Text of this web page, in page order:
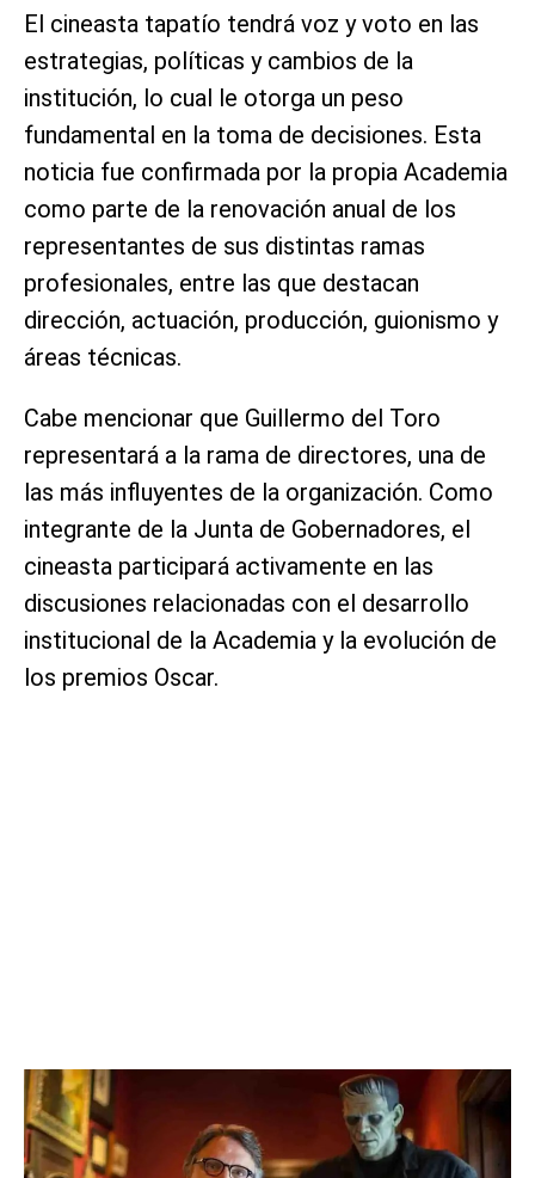
El cineasta tapatío tendrá voz y voto en las
estrategias, políticas y cambios de la
institución, lo cual le otorga un peso
fundamental en la toma de decisiones. Esta
noticia fue confirmada por la propia Academia
como parte de la renovación anual de los
representantes de sus distintas ramas
profesionales, entre las que destacan
dirección, actuación, producción, guionismo y
áreas técnicas.
Cabe mencionar que Guillermo del Toro
representará a la rama de directores, una de
las más influyentes de la organización. Como
integrante de la Junta de Gobernadores, el
cineasta participará activamente en las
discusiones relacionadas con el desarrollo
institucional de la Academia y la evolución de
los premios Oscar.